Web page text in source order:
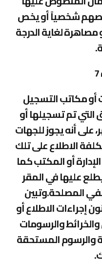
شخصياً أو يخص
لغاية الدرجة
أو مكاتب التسجيل
التي تم تسجيلها أو
على أنه يجوز للجهات
الاطلاع على تلك
أو المكتب كما
عليها في المقر
المصلحة.وتبين
إجراءات الاطلاع أو
والرسومات
والرسوم المستحقة